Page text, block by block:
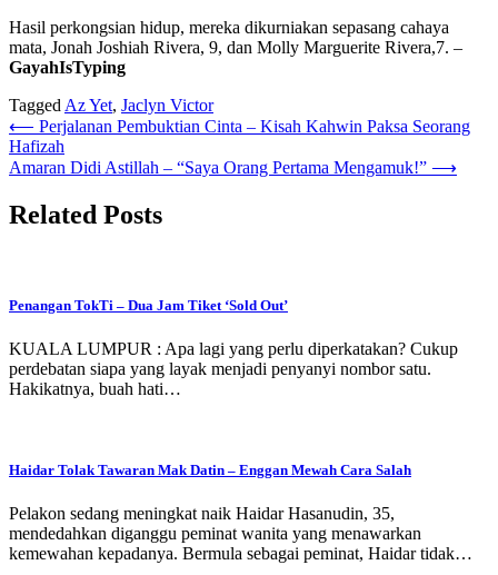
Hasil perkongsian hidup, mereka dikurniakan sepasang cahaya
mata, Jonah Joshiah Rivera, 9, dan Molly Marguerite Rivera,7. –
GayahIsTyping
Tagged Az Yet, Jaclyn Victor
Post
navigation
⟵ Perjalanan Pembuktian Cinta – Kisah Kahwin Paksa Seorang
Hafizah
Amaran Didi Astillah – “Saya Orang Pertama Mengamuk!” ⟶
Related Posts
Penangan TokTi – Dua Jam Tiket ‘Sold Out’
KUALA LUMPUR : Apa lagi yang perlu diperkatakan? Cukup
perdebatan siapa yang layak menjadi penyanyi nombor satu.
Hakikatnya, buah hati…
Haidar Tolak Tawaran Mak Datin – Enggan Mewah Cara Salah
Pelakon sedang meningkat naik Haidar Hasanudin, 35,
mendedahkan diganggu peminat wanita yang menawarkan
kemewahan kepadanya. Bermula sebagai peminat, Haidar tidak…